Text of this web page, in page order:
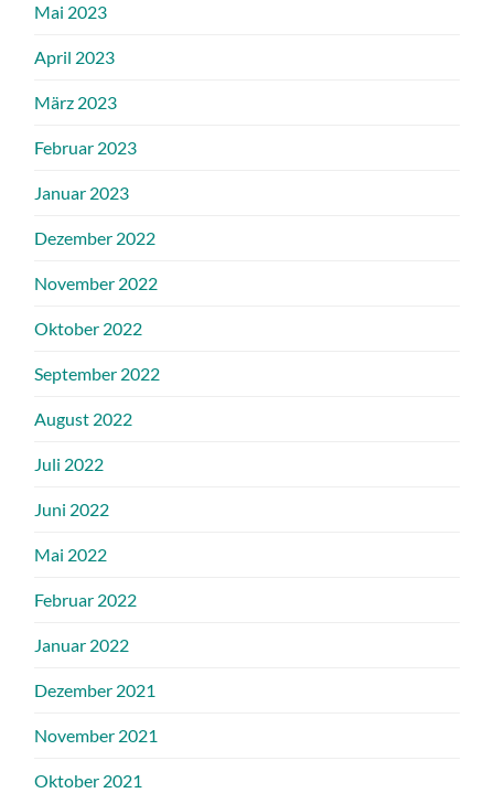
Mai 2023
April 2023
März 2023
Februar 2023
Januar 2023
Dezember 2022
November 2022
Oktober 2022
September 2022
August 2022
Juli 2022
Juni 2022
Mai 2022
Februar 2022
Januar 2022
Dezember 2021
November 2021
Oktober 2021